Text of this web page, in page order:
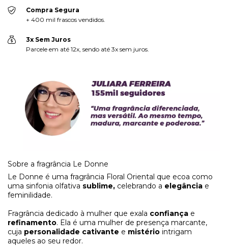
Compra Segura
+ 400 mil frascos vendidos.
3x Sem Juros
Parcele em até 12x, sendo até 3x sem juros.
Sobre a fragrância Le Donne
Le Donne é uma fragrância Floral Oriental que ecoa como
uma sinfonia olfativa sublime, celebrando a elegância e
feminilidade.
Fragrância dedicado à mulher que exala confiança e
refinamento. Ela é uma mulher de presença marcante,
cuja personalidade cativante e mistério intrigam
aqueles ao seu redor.